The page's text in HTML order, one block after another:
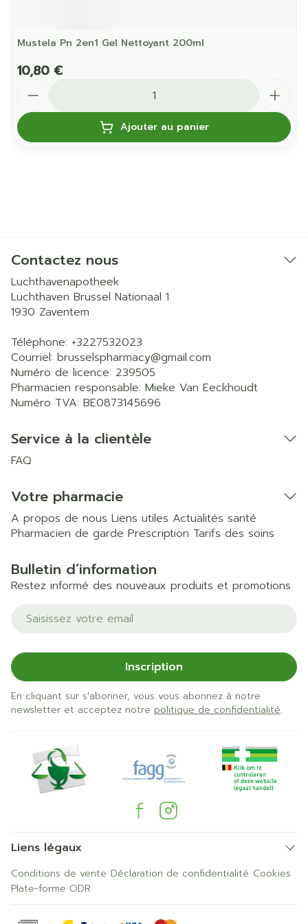
Mustela Pn 2en1 Gel Nettoyant 200ml
10,80 €
Ajouter au panier
Contactez nous
Luchthavenapotheek
Luchthaven Brussel Nationaal 1
1930 Zaventem
Téléphone: +3227532023
Courriel: brusselspharmacy@gmail.com
Numéro de licence: 239505
Pharmacien responsable: Mieke Van Eeckhoudt
Numéro TVA: BE0873145696
Service à la clientèle
FAQ
Votre pharmacie
A propos de nous Liens utiles Actualités santé
Pharmacien de garde Prescription Tarifs des soins
Bulletin d’information
Restez informé des nouveaux produits et promotions
Adresse mail
Inscription
En cliquant sur s'abonner, vous vous abonnez à notre
newsletter et acceptez notre politique de confidentialité.
Liens légaux
Conditions de vente Déclaration de confidentialité Cookies
Plate-forme ODR